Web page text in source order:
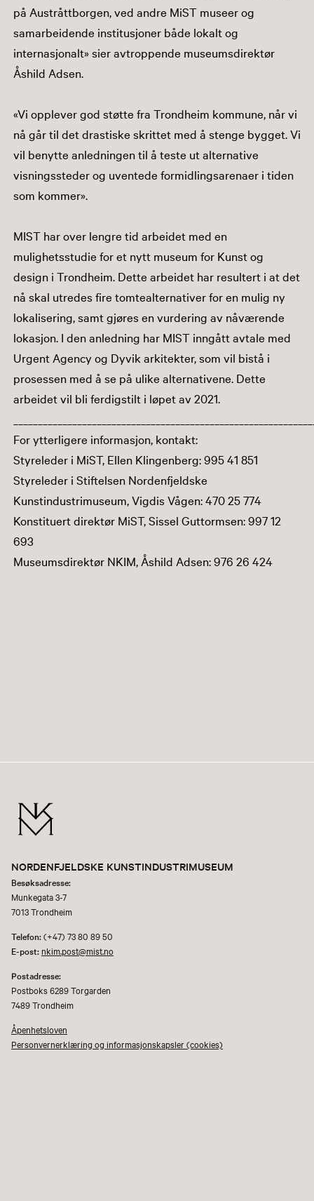
på Austråttborgen, ved andre MiST museer og
samarbeidende institusjoner både lokalt og
internasjonalt» sier avtroppende museumsdirektør
Åshild Adsen.
«Vi opplever god støtte fra Trondheim kommune, når vi
nå går til det drastiske skrittet med å stenge bygget. Vi
vil benytte anledningen til å teste ut alternative
visningssteder og uventede formidlingsarenaer i tiden
som kommer».
MIST har over lengre tid arbeidet med en
mulighetsstudie for et nytt museum for Kunst og
design i Trondheim. Dette arbeidet har resultert i at det
nå skal utredes fire tomtealternativer for en mulig ny
lokalisering, samt gjøres en vurdering av nåværende
lokasjon. I den anledning har MIST inngått avtale med
Urgent Agency og Dyvik arkitekter, som vil bistå i
prosessen med å se på ulike alternativene. Dette
arbeidet vil bli ferdigstilt i løpet av 2021.
For ytterligere informasjon, kontakt:
Styreleder i MiST, Ellen Klingenberg: 995 41 851
Styreleder i Stiftelsen Nordenfjeldske
Kunstindustrimuseum, Vigdis Vågen: 470 25 774
Konstituert direktør MiST, Sissel Guttormsen: 997 12
693
Museumsdirektør NKIM, Åshild Adsen: 976 26 424
NORDENFJELDSKE KUNSTINDUSTRIMUSEUM
Besøksadresse:
Munkegata 3-7
7013 Trondheim
Telefon:(+47) 73 80 89 50
E-post: nkim.post@mist.no
Postadresse:
Postboks 6289 Torgarden
7489 Trondheim
Åpenhetsloven
Personvernerklæring og informasjonskapsler (cookies)